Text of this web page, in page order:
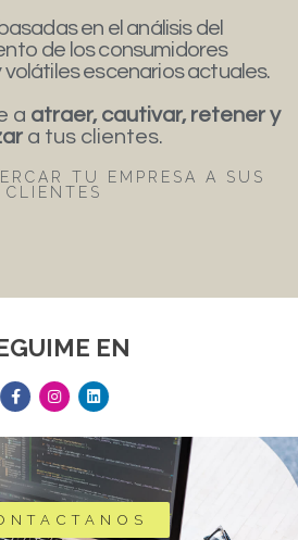
en el análisis del
de los consumidores
volátiles escenarios actuales.
a atraer, cautivar, retener y
a tus clientes.
TU EMPRESA A SUS
CLIENTES
EN